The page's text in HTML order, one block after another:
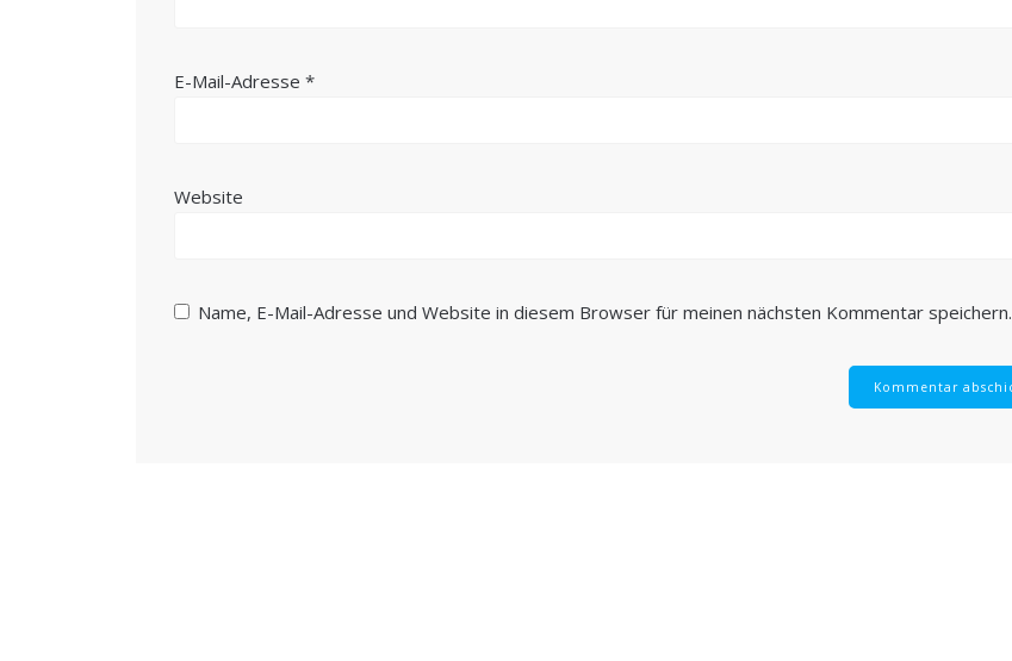
E-Mail-Adresse*
Website
Name, E-Mail-Adresse und Website in diesem Browser für meinen nächsten Kommentar speichern.